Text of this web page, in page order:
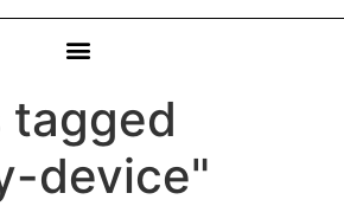
tagged
device"